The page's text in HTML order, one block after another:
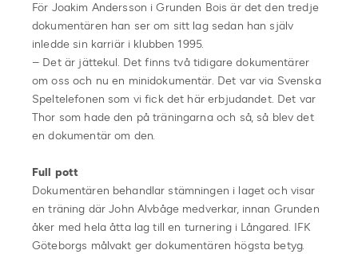
För Joakim Andersson i Grunden Bois är det den tredje
dokumentären han ser om sitt lag sedan han själv
inledde sin karriär i klubben 1995.
– Det är jättekul. Det finns två tidigare dokumentärer
om oss och nu en minidokumentär. Det var via Svenska
Speltelefonen som vi fick det här erbjudandet. Det var
Thor som hade den på träningarna och så, så blev det
en dokumentär om den.
Full pott
Dokumentären behandlar stämningen i laget och visar
en träning där John Alvbåge medverkar, innan Grunden
åker med hela åtta lag till en turnering i Långared. IFK
Göteborgs målvakt ger dokumentären högsta betyg.